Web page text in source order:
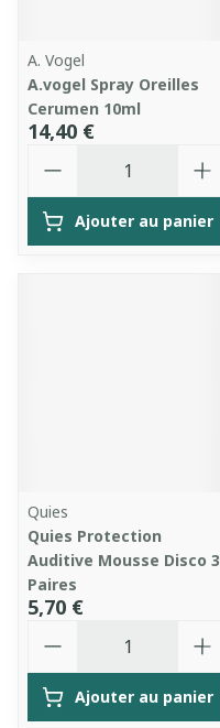
A. Vogel
A.vogel Spray Oreilles
Cerumen 10ml
14,40 €
Ajouter au panier
Quies
Quies Protection
Auditive Mousse Disco 3
Paires
5,70 €
Ajouter au panier